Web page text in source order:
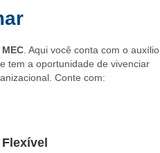
dos valores e na promoção do
como especialização,
positivamente as empresas e
. Aqui você conta com o auxílio
tem a oportunidade de vivenciar
Conte com: